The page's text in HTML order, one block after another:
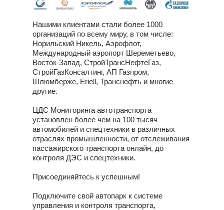
Нашими клиентами стали более 1000
организаций по всему миру, в том числе:
Норильский Никель, Аэрофлот,
Международный аэропорт Шереметьево,
Восток-Запад, СтройТрансНефтеГаз,
СтройГазКонсалтинг, АП Газпром,
Шлюмберже, Eriell, Транснефть и многие
другие.
ЦДС Мониторинга автотранспорта
установлен более чем на 100 тысяч
автомобилей и спецтехники в различных
отраслях промышленности, от отслеживания
пассажирского транспорта онлайн, до
контроля ДЭС и спецтехники.
Присоединяйтесь к успешным!
Подключите свой автопарк к системе
управления и контроля транспорта,